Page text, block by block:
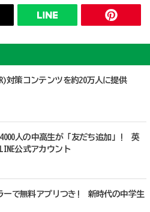
対策コンテンツを約20万人に提供
人の中高生が「友だち追加」! 英
公式アカウント
ーで無料アプリつき! 新時代の中学生